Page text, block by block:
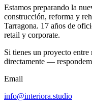
Estamos preparando la
construcción, reforma y
Tarragona. 17 años de
retail y corporate.
Si tienes un proyecto entre
directamente —
Email
info@interiora.studio